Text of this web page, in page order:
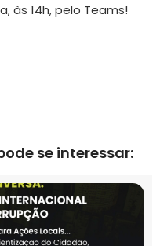
às 14h, pelo Teams!
se interessar: